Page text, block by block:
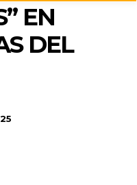
EN
DEL